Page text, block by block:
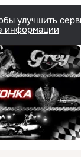
улучшить
информации